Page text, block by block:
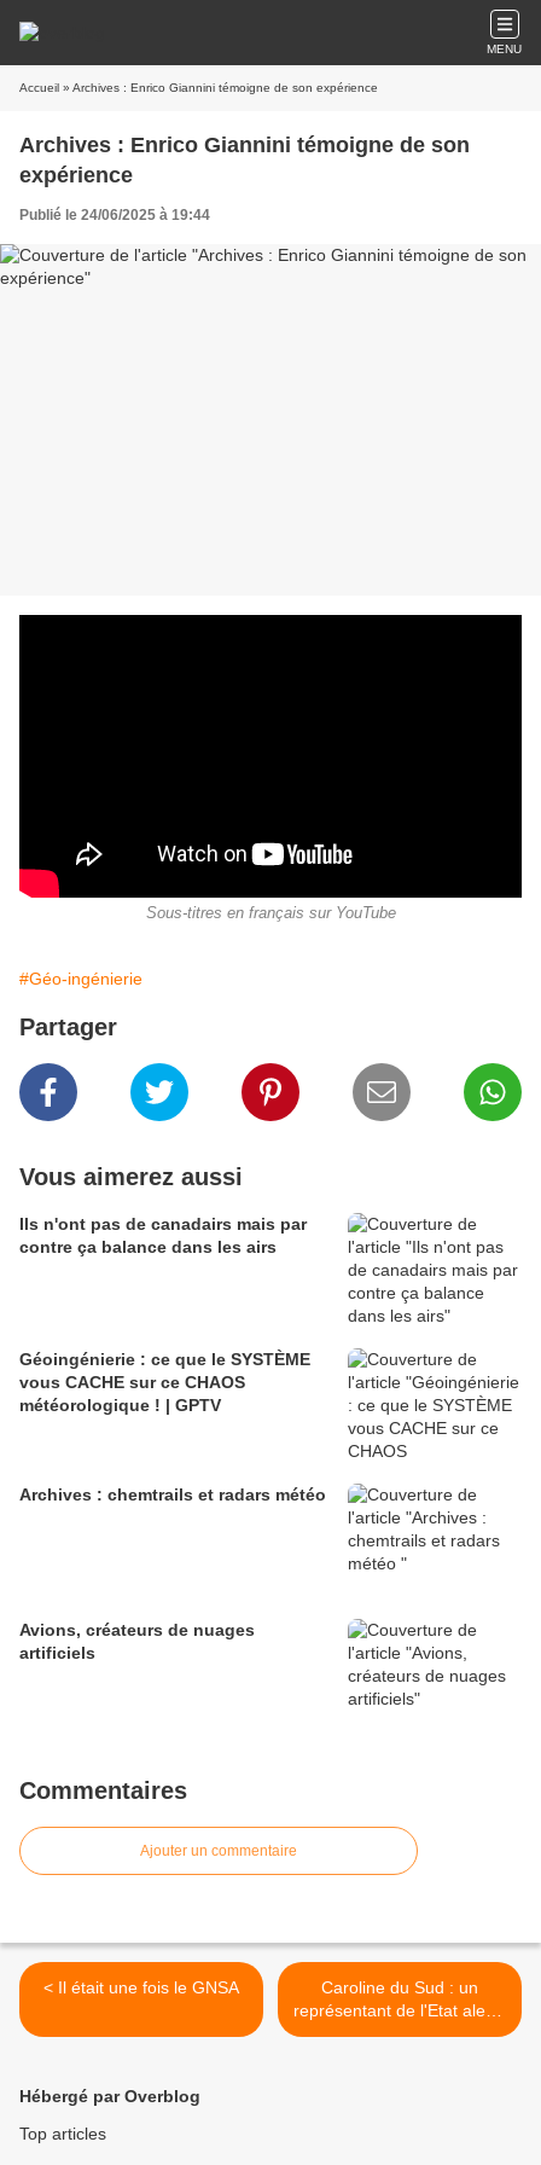
MENU
Accueil » Archives : Enrico Giannini témoigne de son expérience
Archives : Enrico Giannini témoigne de son
expérience
Publié le 24/06/2025 à 19:44
Sous-titres en français sur YouTube
#Géo-ingénierie
Partager
Vous aimerez aussi
Ils n'ont pas de canadairs mais par
contre ça balance dans les airs
Géoingénierie : ce que le SYSTÈME
vous CACHE sur ce CHAOS
météorologique ! | GPTV
Archives : chemtrails et radars météo
Avions, créateurs de nuages
artificiels
Commentaires
Ajouter un commentaire
< Il était une fois le GNSA
Caroline du Sud : un
représentant de l'Etat alerte
sur la géo-ingénierie en
Hébergé par Overblog
Top articles